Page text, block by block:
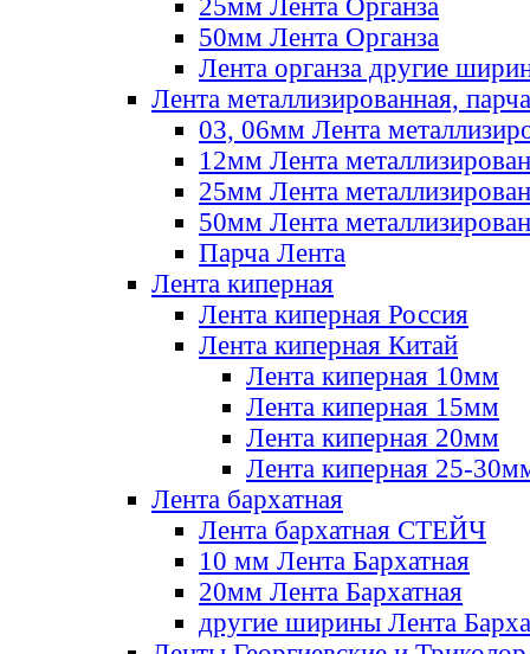
25мм Лента Органза
50мм Лента Органза
Лента органза другие
Лента металлизированная, парча
03, 06мм Лента
12мм Лента
25мм Лента
50мм Лента
Парча Лента
Лента киперная
Лента киперная Россия
Лента киперная Китай
Лента киперная 10мм
Лента киперная 15мм
Лента киперная 20мм
Лента киперная 25-
Лента бархатная
Лента бархатная СТЕЙЧ
10 мм Лента Бархатная
20мм Лента Бархатная
другие ширины Лента